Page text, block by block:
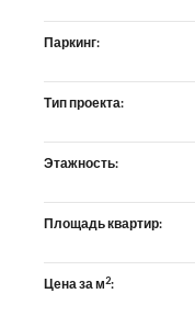
Паркинг:
Тип проекта:
Этажность:
Площадь квартир:
Цена за м2: